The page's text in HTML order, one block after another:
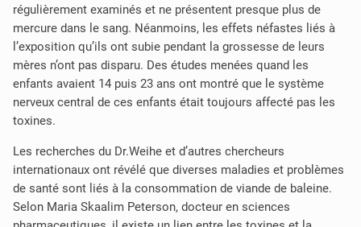
régulièrement examinés et ne présentent presque plus de
mercure dans le sang. Néanmoins, les effets néfastes liés à
l’exposition qu’ils ont subie pendant la grossesse de leurs
mères n’ont pas disparu. Des études menées quand les
enfants avaient 14 puis 23 ans ont montré que le système
nerveux central de ces enfants était toujours affecté pas les
toxines.
Les recherches du Dr.Weihe et d’autres chercheurs
internationaux ont révélé que diverses maladies et problèmes
de santé sont liés à la consommation de viande de baleine.
Selon Maria Skaalim Peterson, docteur en sciences